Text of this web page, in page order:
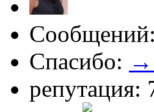
Спасибо: →
репутация: